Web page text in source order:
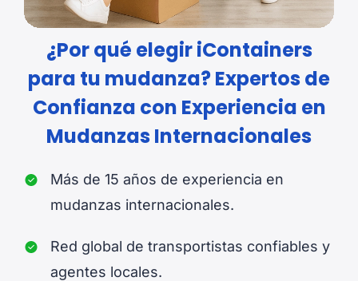
¿Por qué elegir iContainers
para tu mudanza? Expertos de
Confianza con Experiencia en
Mudanzas Internacionales
Más de 15 años de experiencia en
mudanzas internacionales.
Red global de transportistas confiables y
agentes locales.